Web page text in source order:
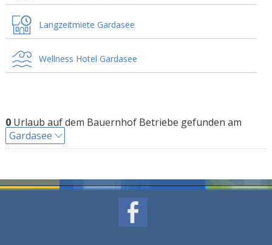
Langzeitmiete Gardasee
Wellness Hotel Gardasee
0Urlaub auf dem Bauernhof Betriebe gefunden am
Gardasee